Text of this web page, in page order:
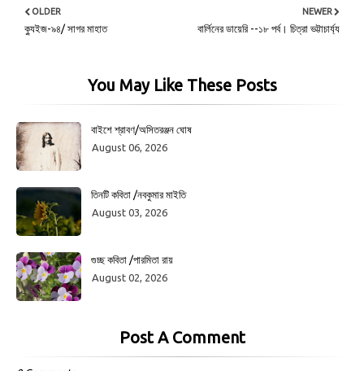
NEWER
বার্লিনের ডায়েরি --১৮ পর্ব। চিত্রা ভট্টাচার্য্য
OLDER
ক্যুইজ-৯৪/ সাগর মাহাত
You May Like These Posts
বাইশে শ্রাবণ/অসিতরঞ্জন ঘোষ
August 06, 2026
তিনটি কবিতা /নবকুমার মাইতি
August 03, 2026
গুচ্ছ কবিতা /পারমিতা রায়
August 02, 2026
Post A Comment